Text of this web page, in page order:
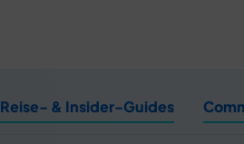
Reise- & Insider-Guides